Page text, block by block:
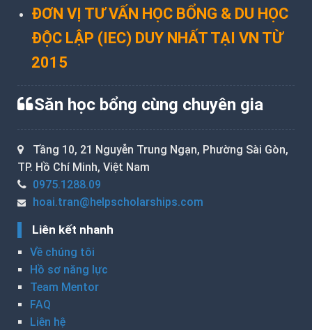
ĐƠN VỊ TƯ VẤN HỌC BỔNG & DU HỌC
ĐỘC LẬP (IEC) DUY NHẤT TẠI VN TỪ
2015
Săn học bổng cùng chuyên gia
Tầng 10, 21 Nguyễn Trung Ngạn, Phường Sài Gòn,
TP. Hồ Chí Minh, Việt Nam
0975.1288.09
hoai.tran@helpscholarships.com
Liên kết nhanh
Về chúng tôi
Hồ sơ năng lực
Team Mentor
FAQ
Liên hệ